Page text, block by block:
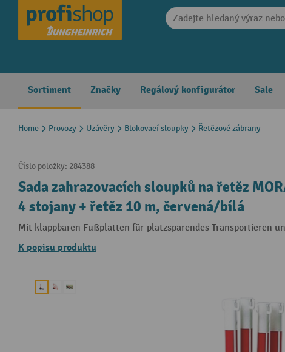
Skip to main navigation
Sortiment Značky Regálový konfigurátor Sale
Home Provozy Uzávěry Blokovací sloupky Řetězové zábrany
Číslo položky: 284388
Sada zahrazovacích sloupků na řetěz
4 stojany + řetěz 10 m, červená/bílá
Mit klappbaren Fußplatten für platzsparendes Transportieren
K popisu produktu